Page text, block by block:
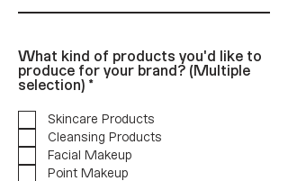
What kind of products you'd like to
produce for your brand? (Multiple
selection) *B
t
b
u
ộ
c
Skincare Products
Cleansing Products
Facial Makeup
Point Makeup